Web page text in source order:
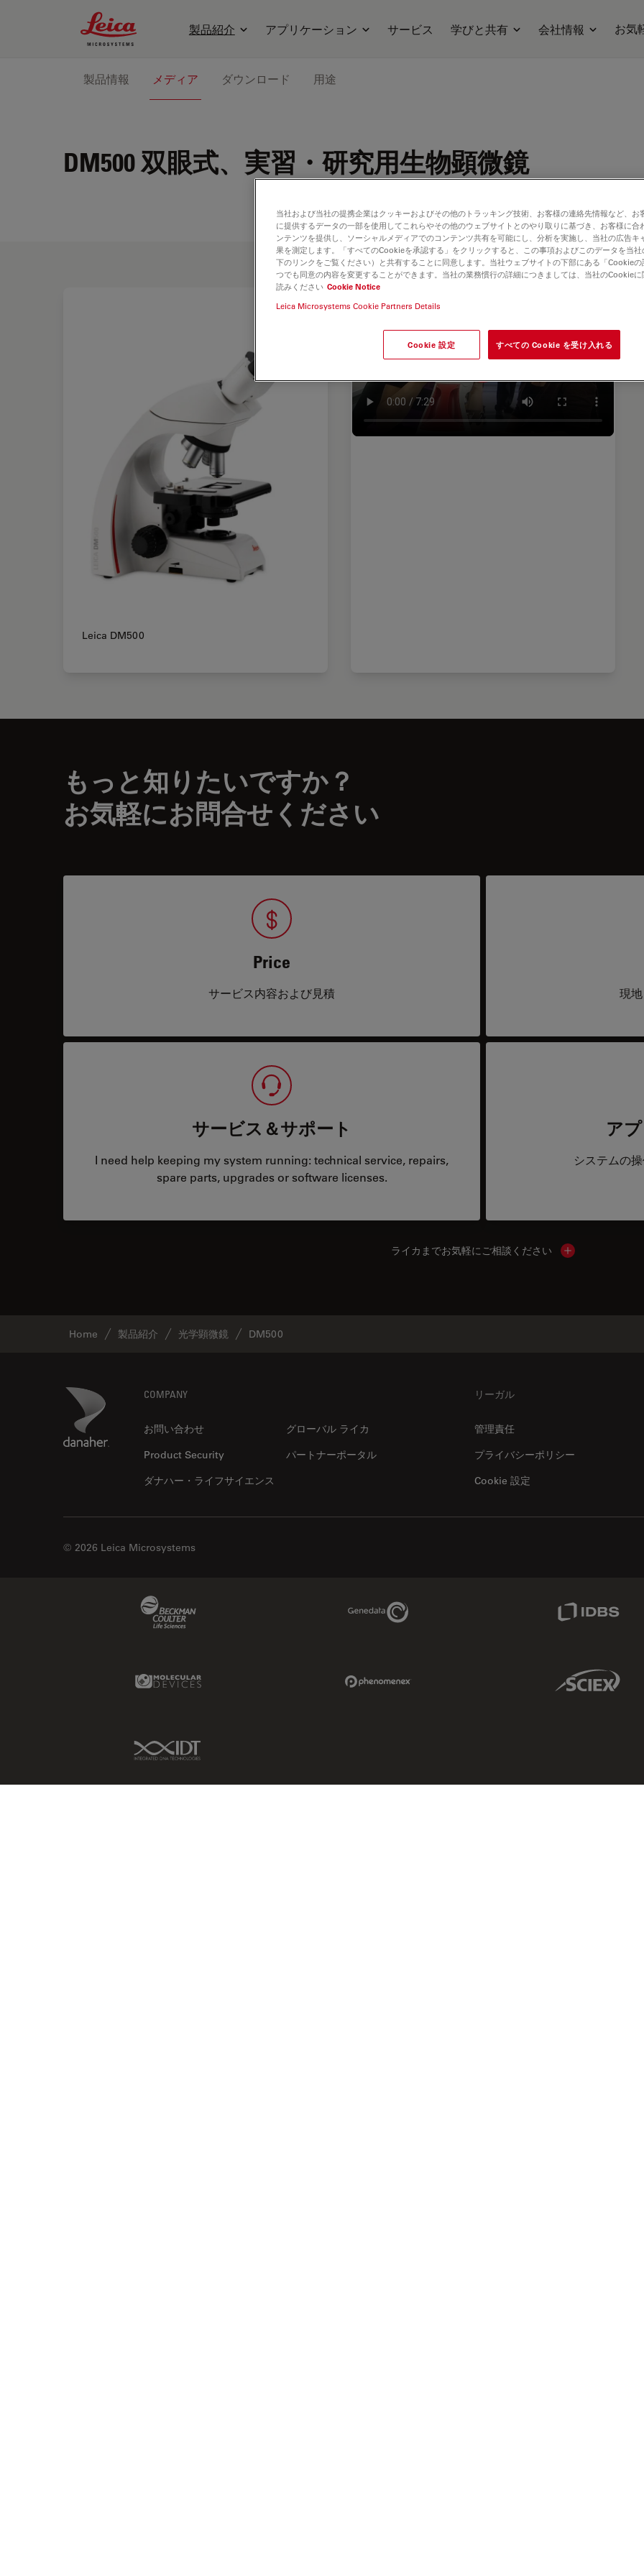
Leica Microsystems Logo
製品紹介 アプリケーション サービス 学びと共有 会社情報 お気
製品情報 メディア ダウンロード 用途
DM500双眼式、実習・研究用生物顕微鏡
Leica DM500
もっと知りたいですか？
お気軽にお問合せください
Price
サービス内容および見積 現
サービス＆サポート
I need help keeping my system running: technical service, repairs,
spare parts, upgrades or software licenses.
ア
システムの
ライカまでお気軽にご相談ください Show local
Home 製品紹介 光学顕微鏡 DM500
Danaher Logo COMPANY
お問い合わせ
グローバル ライカ
Product Security
パートナーポータル
ダナハー・ライフサイエンス
リーガル
管理責任
プライバシーポリシー
Cookie 設定
© 2026 Leica Microsystems
Genedata Link
Molecular Devices Link Sciex Link
IDT Link
当社および当社の提携企業はクッキーおよびその他のトラッキング技術、お客様の連絡先情報など、お
に提供するデータの一部を使用してこれらやその他のウェブサイトとのやり取りに基づき、お客様に合
ンテンツを提供し、ソーシャルメディアでのコンテンツ共有を可能にし、分析を実施し、当社の広告キ
果を測定します。「すべてのCookieを承認する」をクリックすると、この事項およびこのデータを当
下のリンクをご覧ください）と共有することに同意します。当社ウェブサイトの下部にある「Cookie
つでも同意の内容を変更することができます。当社の業務慣行の詳細につきましては、当社のCookie
読みください Cookie Notice
Leica Microsystems Cookie Partners Details
Cookie 設定 すべての Cookie を受け入れる